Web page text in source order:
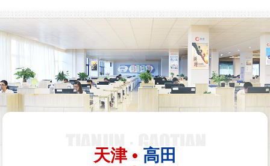
天津 • 高田